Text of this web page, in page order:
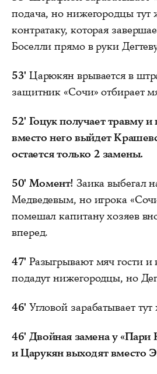
подача, но нижегородцы тут
контратаку, которая
Боселли прямо в руки
53' Царюкян врывается в
защитник «Сочи» отбирает
52' Гоцук получает травму и
вместо него выйдет
остается только 2 замены.
50' Момент! Заика выбегал
Медведевым, но игрока
помешал капитану хозяев
вперед.
47' Разыгрывают мяч гости и
подадут нижегородцы, но
46' Угловой зарабатывает
46' Двойная замена у
и Царукян выходят вместо